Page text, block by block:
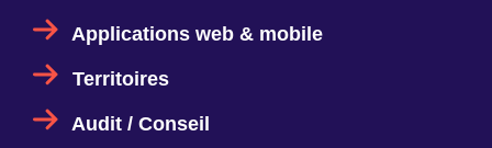
Applications web & mobile
Territoires
Audit / Conseil